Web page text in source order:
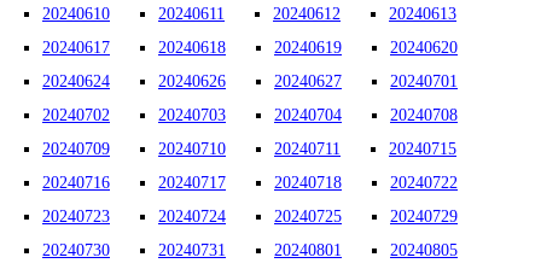
20240610 20240611 20240612
20240613
20240617
20240618 20240619
20240620
20240624
20240626 20240627
20240701
20240702
20240703 20240704
20240708
20240709
20240710 20240711
20240715
20240716
20240717 20240718
20240722
20240723
20240724 20240725
20240729
20240730
20240731 20240801
20240805